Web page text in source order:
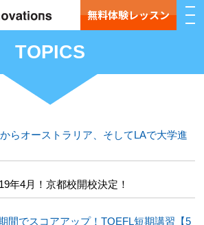
無料体験レッスン
TOPICS
らオーストラリア、そしてLAで大学進
年4月！京都校開校決定！
間でスコアアップ！TOEFL短期講習【5